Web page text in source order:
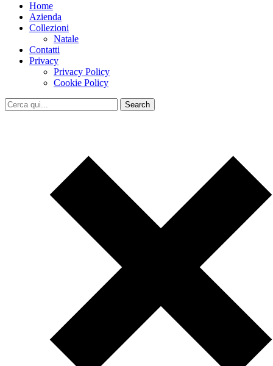
Home
Azienda
Collezioni
Natale
Contatti
Privacy
Privacy Policy
Cookie Policy